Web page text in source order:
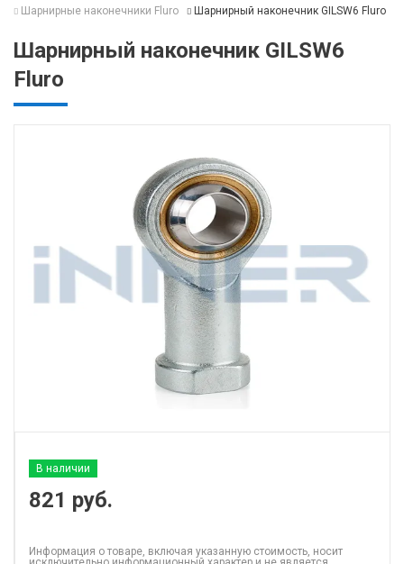
Шарнирные наконечники Fluro
Шарнирный наконечник GILSW6 Fluro
Шарнирный наконечник GILSW6
Fluro
В наличии
821 руб.
Информация о товаре, включая указанную стоимость, носит